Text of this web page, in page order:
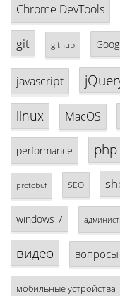
Chrome DevTools
git github
javascript
linux MacOS
performance php
protobuf SEO
windows 7
видео
мобильные устройства